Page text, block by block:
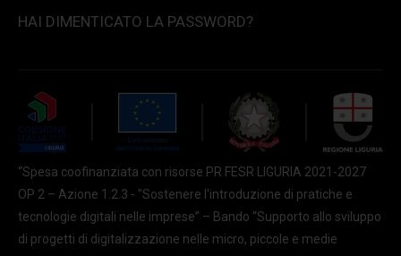
HAI DIMENTICATO LA PASSWORD?
“Spesa coofinanziata con risorse PR FESR LIGURIA 2021-2027
OP 2 – Azione 1.2.3 - "Sostenere l'introduzione di pratiche e
tecnologie digitali nelle imprese” – Bando “Supporto allo sviluppo
di progetti di digitalizzazione nelle micro, piccole e medie